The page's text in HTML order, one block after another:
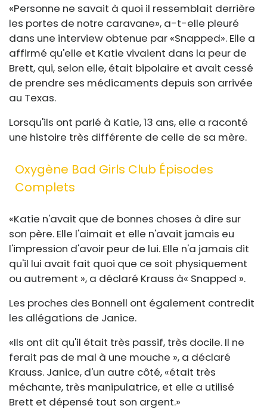
«Personne ne savait à quoi il ressemblait derrière
les portes de notre caravane», a-t-elle pleuré
dans une interview obtenue par «Snapped». Elle a
affirmé qu'elle et Katie vivaient dans la peur de
Brett, qui, selon elle, était bipolaire et avait cessé
de prendre ses médicaments depuis son arrivée
au Texas.
Lorsqu'ils ont parlé à Katie, 13 ans, elle a raconté
une histoire très différente de celle de sa mère.
Oxygène Bad Girls Club Épisodes
Complets
«Katie n'avait que de bonnes choses à dire sur
son père. Elle l'aimait et elle n'avait jamais eu
l'impression d'avoir peur de lui. Elle n'a jamais dit
qu'il lui avait fait quoi que ce soit physiquement
ou autrement », a déclaré Krauss à« Snapped ».
Les proches des Bonnell ont également contredit
les allégations de Janice.
«Ils ont dit qu'il était très passif, très docile. Il ne
ferait pas de mal à une mouche », a déclaré
Krauss. Janice, d'un autre côté, «était très
méchante, très manipulatrice, et elle a utilisé
Brett et dépensé tout son argent.»